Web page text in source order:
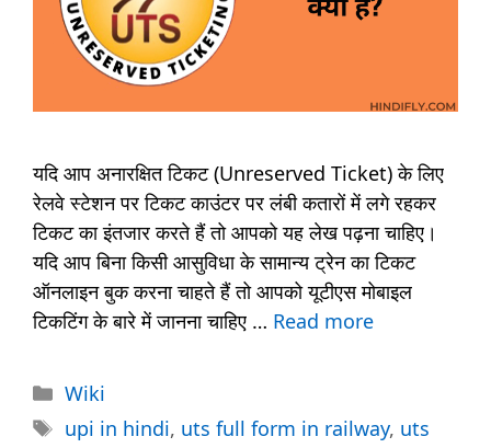
यदि आप अनारक्षित टिकट (Unreserved Ticket) के लिए
रेलवे स्टेशन पर टिकट काउंटर पर लंबी कतारों में लगे रहकर
टिकट का इंतजार करते हैं तो आपको यह लेख पढ़ना चाहिए।
यदि आप बिना किसी आसुविधा के सामान्य ट्रेन का टिकट
ऑनलाइन बुक करना चाहते हैं तो आपको यूटीएस मोबाइल
टिकटिंग के बारे में जानना चाहिए … Read more
Categories
Wiki
Tags
upi in hindi, uts full form in railway, uts